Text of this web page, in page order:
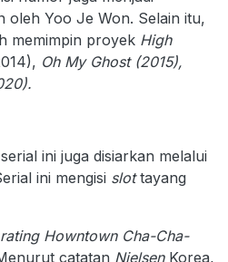
oleh Yoo Je Won. Selain itu,
memimpin proyek High
Oh My Ghost (2015),
ini juga disiarkan melalui
ini mengisi slottayang
rating Howntown Cha-Cha-
catatan Nielsen Korea,